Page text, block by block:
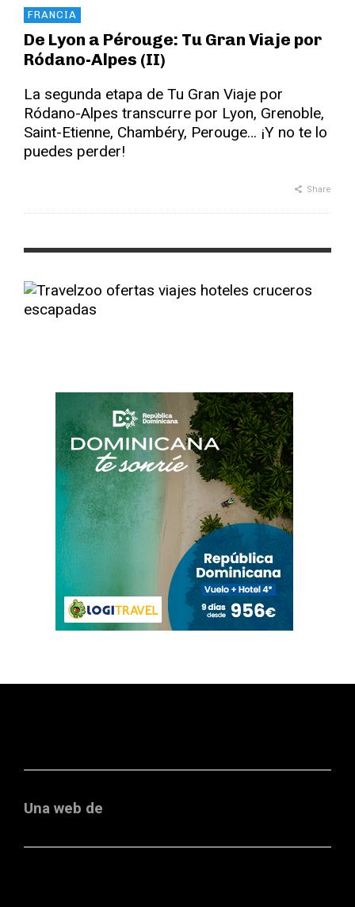
FRANCIA
De Lyon a Pérouge: Tu Gran Viaje por
Ródano-Alpes (II)
La segunda etapa de Tu Gran Viaje por
Ródano-Alpes transcurre por Lyon, Grenoble,
Saint-Etienne, Chambéry, Perouge… ¡Y no te lo
puedes perder!
Share
Una web de